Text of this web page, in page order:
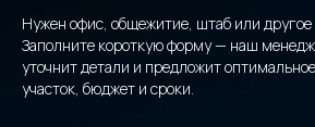
Нужен офис, общежитие, штаб или другое
Заполните короткую форму — наш
уточнит детали и предложит
участок, бюджет и сроки.